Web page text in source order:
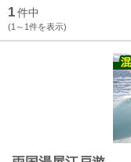
1件中
(1～1件を表示)